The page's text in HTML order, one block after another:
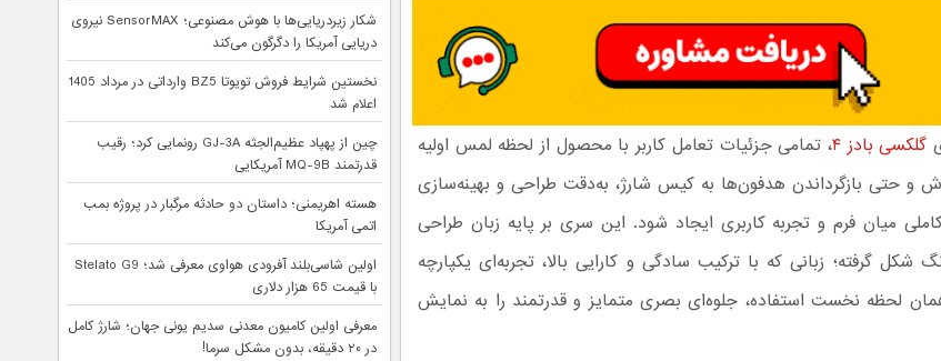
گلکسی بادز ۴ ، تمامی جزئیات تعامل کاربر با محصول از لحظه لمس اولیه
و حتی بازگرداندن هدفون‌ها به کیس شارژ، به‌دقت طراحی و بهینه‌سازی
میان فرم و تجربه کاربری ایجاد شود. این سری بر پایه زبان طراحی
گرفته؛ زبانی که با ترکیب سادگی و کارایی بالا، تجربه‌ای یکپارچه
لحظه نخست استفاده، جلوه‌ای بصری متمایز و قدرتمند را به نمایش
شکار زیردریایی‌ها با هوش مصنوعی؛ SensorMAX نیروی
دریایی آمریکا را دگرگون می‌کند
نخستین شرایط فروش تویوتا BZ5 وارداتی در مرداد 1405
اعلام شد
چین از پهپاد عظیم‌الجثه GJ-3A رونمایی کرد؛ رقیب
قدرتمند MQ-9B آمریکایی
هسته اهریمنی؛ داستان دو حادثه مرگبار در پروژه بمب
اتمی آمریکا
اولین شاسی‌بلند آفرودی هواوی معرفی شد؛ Stelato G9
با قیمت 65 هزار دلاری
معرفی اولین کامیون معدنی سدیم یونی جهان؛ شارژ کامل
در ۲۰ دقیقه، بدون مشکل سرما!